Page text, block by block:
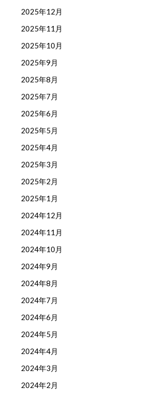
2025年12月
2025年11月
2025年10月
2025年9月
2025年8月
2025年7月
2025年6月
2025年5月
2025年4月
2025年3月
2025年2月
2025年1月
2024年12月
2024年11月
2024年10月
2024年9月
2024年8月
2024年7月
2024年6月
2024年5月
2024年4月
2024年3月
2024年2月